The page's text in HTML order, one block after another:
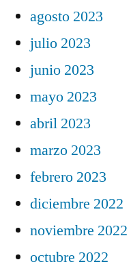
agosto 2023
julio 2023
junio 2023
mayo 2023
abril 2023
marzo 2023
febrero 2023
diciembre 2022
noviembre 2022
octubre 2022